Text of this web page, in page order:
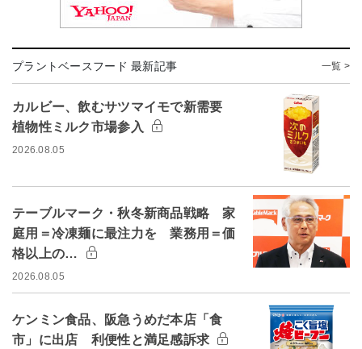
プラントベースフード 最新記事 一覧 >
カルビー、飲むサツマイモで新需要
植物性ミルク市場参入
2026.08.05
テーブルマーク・秋冬新商品戦略 家
庭用＝冷凍麺に最注力を 業務用＝価
格以上の…
2026.08.05
ケンミン食品、阪急うめだ本店「食
市」に出店 利便性と満足感訴求